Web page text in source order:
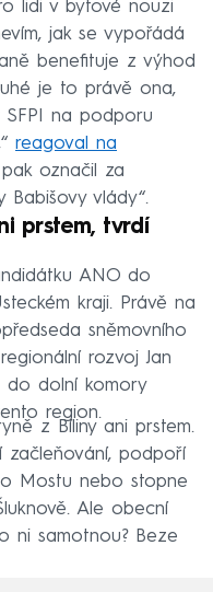
lidi v bytové nouzi
jak se vypořádá
benefituje z výhod
je to právě ona,
SFPI na podporu
reagoval na
označil za
Babišovy vlády“.
prstem, tvrdí
ANO do
kraji. Právě na
sněmovního
rozvoj Jan
do dolní komory
region.
z Bíliny ani prstem.
začleňování, podpoří
Mostu nebo stopne
Ale obecní
ni samotnou? Beze